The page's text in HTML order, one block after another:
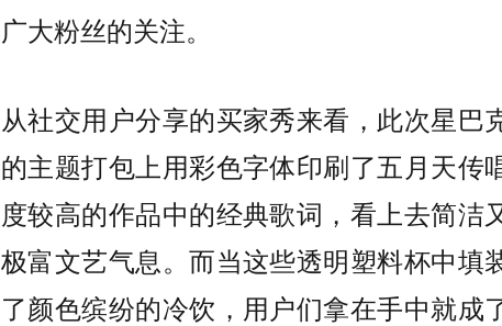
广大粉丝的关注。
从社交用户分享的买家秀来看，此次星巴
的主题打包上用彩色字体印刷了五月天传
度较高的作品中的经典歌词，看上去简洁
极富文艺气息。而当这些透明塑料杯中填
了颜色缤纷的冷饮，用户们拿在手中就成